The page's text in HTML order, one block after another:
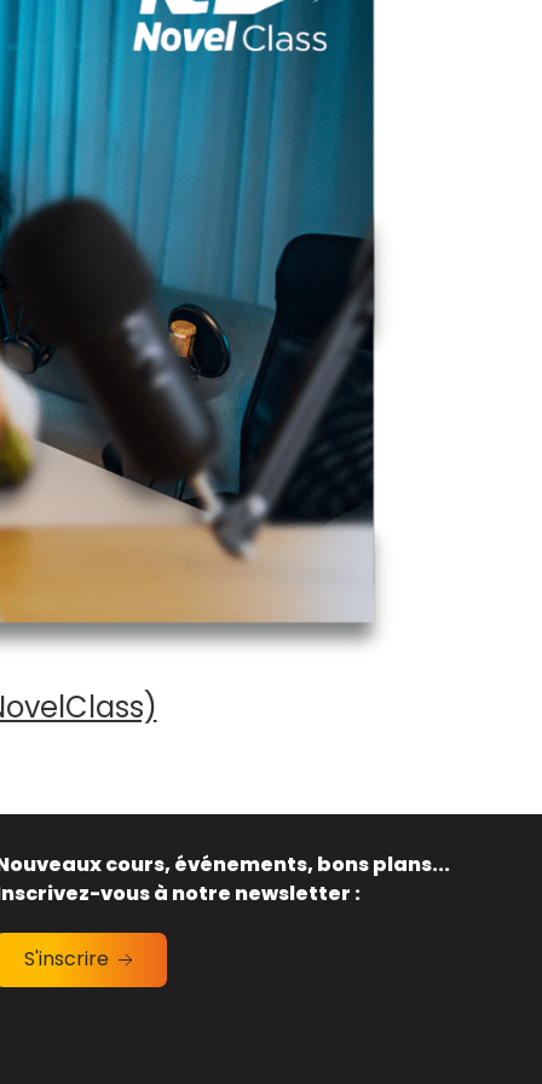
cours, événements, bons plans...
vous à notre newsletter :
S'inscrire